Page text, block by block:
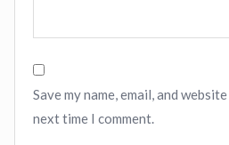
Save my name, email, and
next time I comment.